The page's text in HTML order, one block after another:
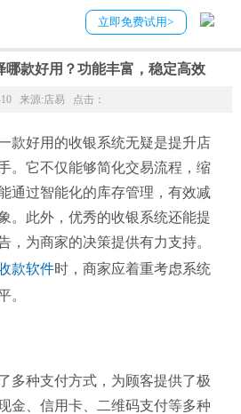
立即免费试用>
> 服装店收款软件选择哪款好
哪款好用？功能丰富，稳定高效
10 来源:店易 点击：
款好用的收银系统无疑是提升店
。它不仅能够简化交易流程，缩
通过智能化的库存管理，有效减
。此外，优秀的收银系统还能提
，为商家的决策提供有力支持。
款软件时，商家应着重考虑系统
。
多种支付方式，为顾客提供了极
金、信用卡、二维码支付等多种